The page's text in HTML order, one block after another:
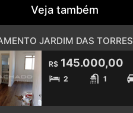
Veja também
JARDIM DAS TORRES
R$145.000,00
2 1